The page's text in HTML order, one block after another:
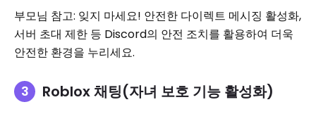
부모님 참고: 잊지 마세요! 안전한 다이렉트 메시징 활성화,
서버 초대 제한 등 Discord의 안전 조치를 활용하여 더욱
안전한 환경을 누리세요.
Roblox 채팅(자녀 보호 기능 활성화)